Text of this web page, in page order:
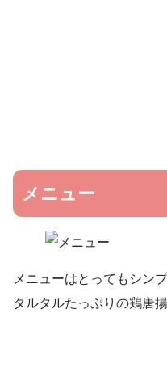
メニュー
メニューはとってもシンプ
タルタルたっぷりの鶏唐